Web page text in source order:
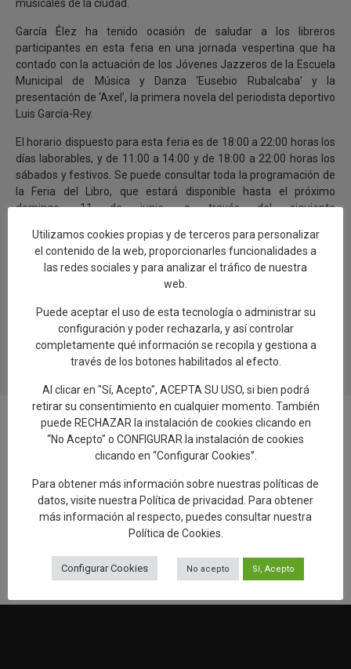
musicales de la ciudad.
García Élez ha tenido ocasión de saludar a los libreros
participantes en esta feria en una jornada vespertina que ha
contado con la actuación de los Jóvenes Jazzeros de la Escuela
Municipal de Música y Danza ‘Eusebio Rubalcaba’ y la
presentación de ‘Axel’, la primera novela del periodista deportivo
Luis García-Rey.
El horario dispuesto para esta feria es de 18:00 a 22:00 horas los
días laborables, y de 11:00 a 14:00 y de 18:00 a 22:00 horas los
sábados y festivos. Se puede consultar toda la programación de
la Feria del Libro, que estará disponible hasta el próximo
domingo, 11 de junio, a través del siguiente
feria-del-libro/
Añadir reseña en Google
Rellenar encuesta de calidad
Utilizamos cookies propias y de terceros para personalizar
el contenido de la web, proporcionarles funcionalidades a
las redes sociales y para analizar el tráfico de nuestra
web.
Puede aceptar el uso de esta tecnología o administrar su
configuración y poder rechazarla, y así controlar
completamente qué información se recopila y gestiona a
través de los botones habilitados al efecto.
Al clicar en "Sí, Acepto", ACEPTA SU USO, si bien podrá
retirar su consentimiento en cualquier momento. También
puede RECHAZAR la instalación de cookies clicando en
“No Acepto" o CONFIGURAR la instalación de cookies
clicando en “Configurar Cookies”.
Para obtener más información sobre nuestras políticas de
datos, visite nuestra Política de privacidad
. Para obtener
más información al respecto, puedes consultar nuestra
Política de Cookies
Configurar Cookies No acepto Sí, Acepto